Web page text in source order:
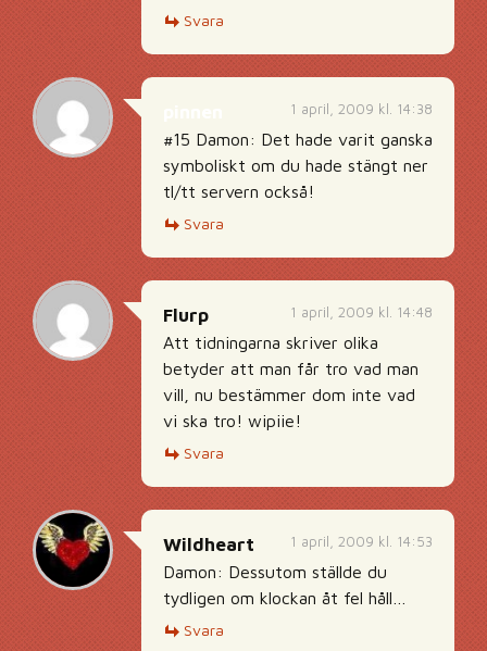
Svara
1 april, 2009 kl. 14:38
#15 Damon: Det hade varit ganska
symboliskt om du hade stängt ner
tl/tt servern också!
Svara
1 april, 2009 kl. 14:48
Flurp
Att tidningarna skriver olika
betyder att man får tro vad man
vill, nu bestämmer dom inte vad
vi ska tro! wipiie!
Svara
1 april, 2009 kl. 14:53
Wildheart
Damon: Dessutom ställde du
tydligen om klockan åt fel håll…
Svara